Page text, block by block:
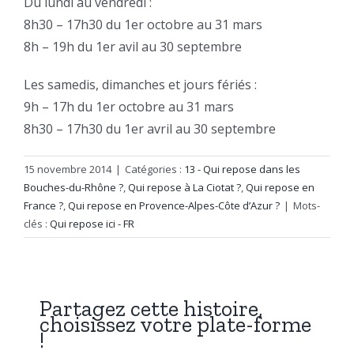
8h30 – 17h30 du 1er octobre au 31 mars
8h – 19h du 1er avil au 30 septembre
Les samedis, dimanches et jours fériés :
9h – 17h du 1er octobre au 31 mars
8h30 – 17h30 du 1er avril au 30 septembre
15 novembre 2014 | Catégories : 13 - Qui repose dans les
Bouches-du-Rhône ?,Qui repose à La Ciotat ?,Qui repose en
France ?,Qui repose en Provence-Alpes-Côte d’Azur ? | Mots-
clés : Qui repose ici - FR
Partagez cette histoire,
choisissez votre plate-forme
!